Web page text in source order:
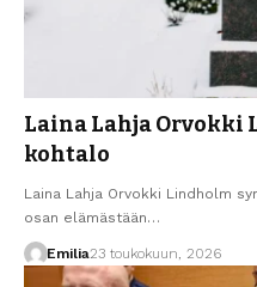
Laina Lahja Orvokki
kohtalo
Laina Lahja Orvokki Lindholm
osan elämästään…
Emilia23 toukokuun, 2026